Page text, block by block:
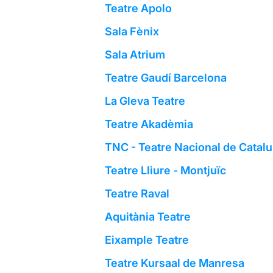
Teatre Apolo
Sala Fènix
Sala Atrium
Teatre Gaudí Barcelona
La Gleva Teatre
Teatre Akadèmia
TNC - Teatre Nacional de
Teatre Lliure - Montjuïc
Teatre Raval
Aquitània Teatre
Eixample Teatre
Teatre Kursaal de Manresa